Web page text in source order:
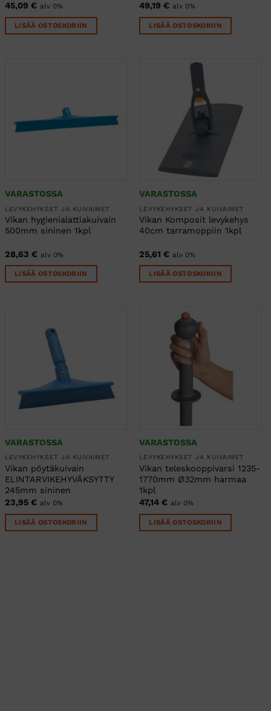
45,09€ alv 0%
LISÄÄ OSTOSKORIIN
49,19€ alv 0%
LISÄÄ OSTOSKORIIN
VARASTOSSA
LEVYKEHYKSET JA KUIVAIMET
Vikan hygienialattiakuivain
500mm sininen 1kpl
28,63€ alv 0%
LISÄÄ OSTOSKORIIN
VARASTOSSA
LEVYKEHYKSET JA KUIVAIMET
Vikan Komposit levykehys
40cm tarramoppiin 1kpl
25,61€ alv 0%
LISÄÄ OSTOSKORIIN
VARASTOSSA
LEVYKEHYKSET JA KUIVAIMET
Vikan pöytäkuivain
ELINTARVIKEHYVÄKSYTTY
245mm sininen
23,95€ alv 0%
LISÄÄ OSTOSKORIIN
VARASTOSSA
LEVYKEHYKSET JA KUIVAIMET
Vikan teleskooppivarsi 1235-
1770mm Ø32mm harmaa
1kpl
47,14€ alv 0%
LISÄÄ OSTOSKORIIN